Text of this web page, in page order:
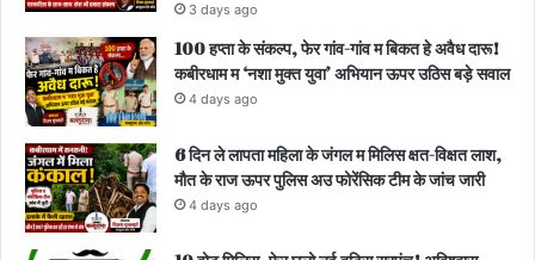
3 days ago
100 हप्ता के संकल्प, फेर गांव-गांव म बिकत हे अवैध दारू!
कबीरधाम म ‘नशा मुक्त युवा’ अभियान ऊपर उठिस बड़े सवाल
4 days ago
6 दिन ले लापता महिला के जंगल म मिलिस क्षत-विक्षत लाश,
मौत के राज ऊपर पुलिस अउ फोरेंसिक टीम के जांच जारी
4 days ago